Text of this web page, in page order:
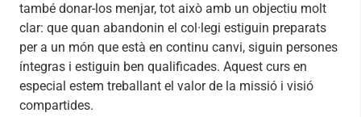
també donar-los menjar, tot això amb un objectiu molt
clar: que quan abandonin el col·legi estiguin preparats
per a un món que està en continu canvi, siguin persones
íntegras i estiguin ben qualificades. Aquest curs en
especial estem treballant el valor de la missió i visió
compartides.